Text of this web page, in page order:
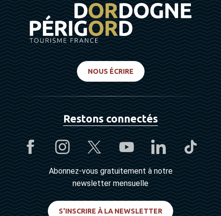
NOUS ÉCRIRE
Restons connectés
Abonnez-vous gratuitement à notre
newsletter mensuelle
S'INSCRIRE À LA NEWSLETTER